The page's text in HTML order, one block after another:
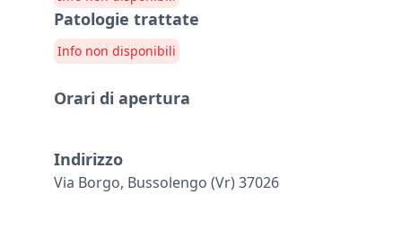
Patologie trattate
Info non disponibili
Orari di apertura
Indirizzo
Via Borgo, Bussolengo (vr) 37026